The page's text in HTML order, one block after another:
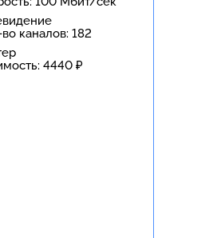
каналов: 182
4440 ₽